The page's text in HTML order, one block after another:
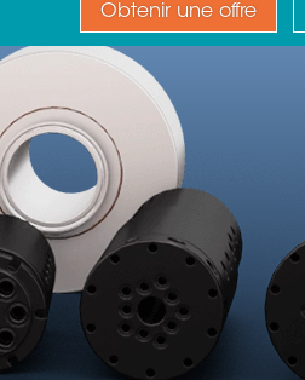
Obtenir une offre